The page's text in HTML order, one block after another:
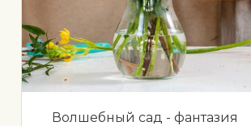
Волшебный сад - фантазия